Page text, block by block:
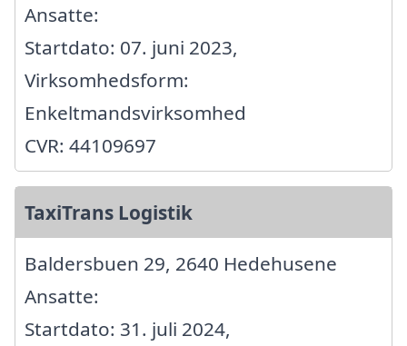
Ansatte:
Startdato: 07. juni 2023,
Virksomhedsform:
Enkeltmandsvirksomhed
CVR: 44109697
TaxiTrans Logistik
Baldersbuen 29, 2640 Hedehusene
Ansatte:
Startdato: 31. juli 2024,